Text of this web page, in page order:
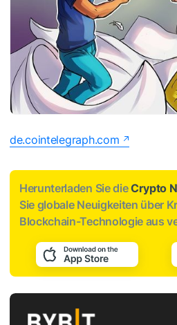
de.cointelegraph.com
Herunterladen Sie dieCrypto
Sie globale Neuigkeiten über
Blockchain-Technologie aus